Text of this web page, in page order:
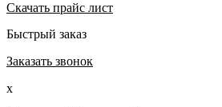
Скачать прайс лист
Быстрый заказ
Заказать звонок
x